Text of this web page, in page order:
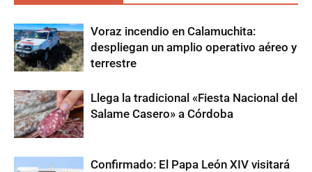
Voraz incendio en Calamuchita:
despliegan un amplio operativo aéreo y
terrestre
Llega la tradicional «Fiesta Nacional del
Salame Casero» a Córdoba
Confirmado: El Papa León XIV visitará